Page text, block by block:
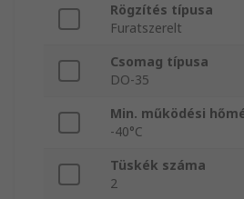
Rögzítés típusa
Furatszerelt
Csomag típusa
DO-35
Min. működési
-40°C
Tüskék száma
2